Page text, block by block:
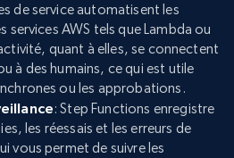
de service automatisent les
services AWS tels que Lambda ou
quant à elles, se connectent
à des humains, ce qui est utile
ou les approbations.
: Step Functions enregistre
les réessais et les erreurs de
vous permet de suivre les